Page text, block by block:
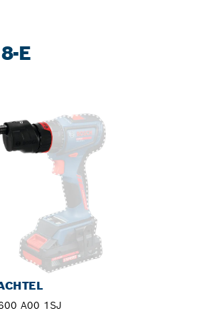
E
A00 1SJ